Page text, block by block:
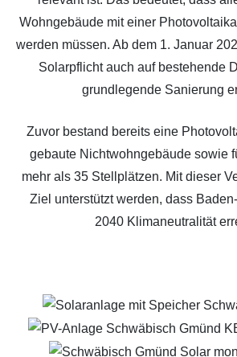
Wohngebäude mit einer
werden müssen. Ab dem 1. Januar
Solarpflicht auch auf bestehende
grundlegende Sanierung
Zuvor bestand bereits eine
gebaute Nichtwohngebäude sowie
mehr als 35 Stellplätzen. Mit dieser
Ziel unterstützt werden, dass
2040 Klimaneutralität